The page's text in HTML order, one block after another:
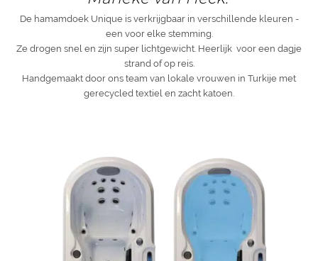
De hamamdoek Unique is verkrijgbaar in verschillende kleuren -
een voor elke stemming.
Ze drogen snel en zijn super lichtgewicht. Heerlijk voor een dagje
strand of op reis.
Handgemaakt door ons team van lokale vrouwen in Turkije met
gerecycled textiel en zacht katoen.